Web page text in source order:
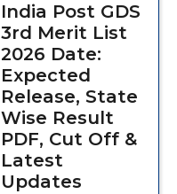
India Post GDS
3rd Merit List
2026 Date:
Expected
Release, State
Wise Result
PDF, Cut Off &
Latest
Updates